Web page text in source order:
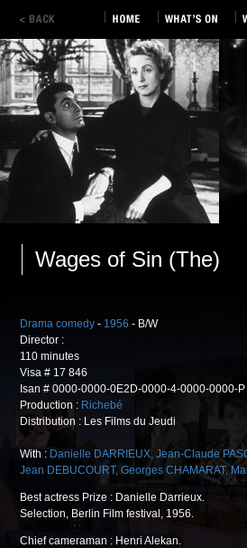
Wages of Sin (The)
Drama comedy - 1956 - B/W
Director :
110 minutes
Visa # 17 846
Isan # 0000-0000-0E2D-0000-4-0000-0000-P
Production : Richebé
Distribution : Les Films du Jeudi
With : Danielle DARRIEUX, Jean-Claude
Jean DEBUCOURT, Georges CHAMARAT,
Best actress Prize : Danielle Darrieux.
Selection, Berlin Film festival, 1956.
Chief cameraman : Henri Alekan.